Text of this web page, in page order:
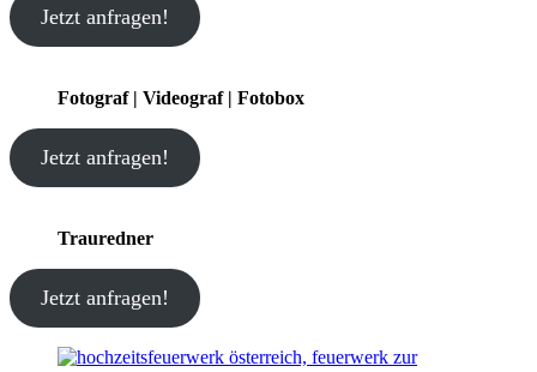
Jetzt anfragen!
Fotograf | Videograf | Fotobox
Jetzt anfragen!
Trauredner
Jetzt anfragen!